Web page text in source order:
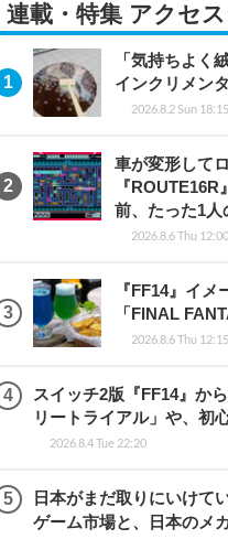
連載・特集 アクセ
「気持ちよく
インクリメン
2026.8.2 Sun 18:15
車が変形して
『
前、たった1人
2026.8.6 Thu 12:00
『FF14』イ
「FINAL
2026.8.6 Thu 12:15
スイッチ2版『FF14』か
リートライアル」や、初
2026.8.4 Tue 22:20
日本がまだ取りにいけて
ゲーム市場と、日本のメ